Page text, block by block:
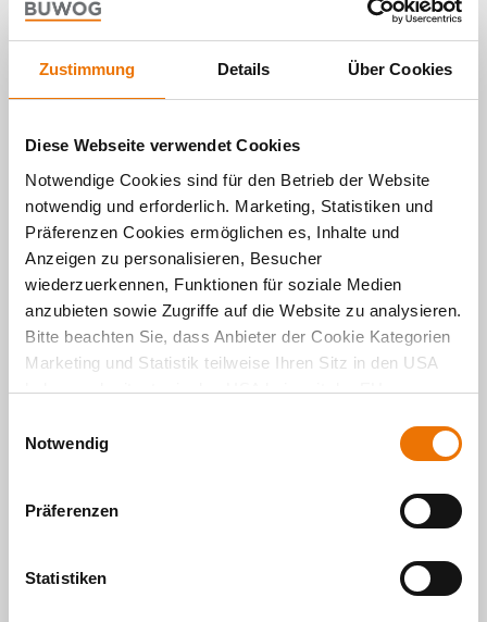
Zustimmung Details Über Cookies
Diese Webseite verwendet Cookies
Notwendige Cookies sind für den Betrieb der Website
notwendig und erforderlich. Marketing, Statistiken und
Präferenzen Cookies ermöglichen es, Inhalte und
Anzeigen zu personalisieren, Besucher
wiederzuerkennen, Funktionen für soziale Medien
anzubieten sowie Zugriffe auf die Website zu analysieren.
Bitte beachten Sie, dass Anbieter der Cookie Kategorien
Marketing und Statistik teilweise Ihren Sitz in den USA
haben und mitunter in den USA kein mit der EU
gewährleistet werden kann. Für weitere Informationen
“. Das Impressum finden Siehier.
Notwendig
Präferenzen
Statistiken
Michelle Veillard
Zuständig für Öffentlichkeitsarbeit bei klimaaktiv
klimaaktiv, der Klimaschutzinitiative des Bundes. Es
verfolgt das Ziel, individuelle
Handlungsmöglichkeiten für ein klimaschonenderes